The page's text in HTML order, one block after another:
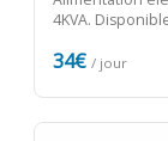
4KVA.
34€ / jour